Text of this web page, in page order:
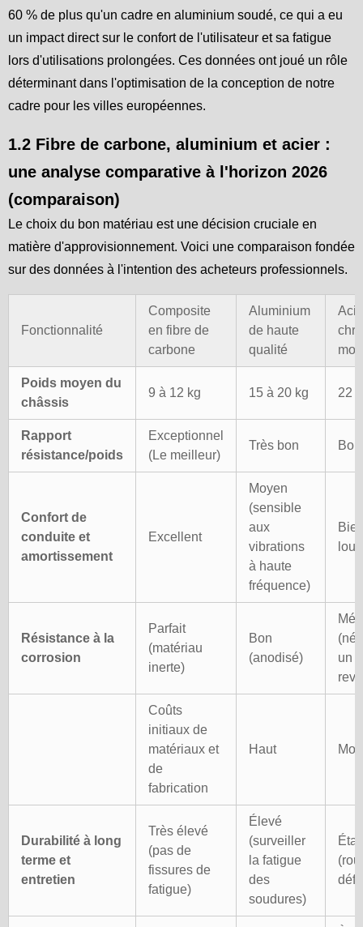
60 % de plus qu'un cadre en aluminium soudé, ce qui a eu
un impact direct sur le confort de l'utilisateur et sa fatigue
lors d'utilisations prolongées. Ces données ont joué un rôle
déterminant dans l'optimisation de la conception de notre
cadre pour les villes européennes.
1.2 Fibre de carbone, aluminium et acier :
une analyse comparative à l'horizon 2026
(comparaison)
Le choix du bon matériau est une décision cruciale en
matière d'approvisionnement. Voici une comparaison fondée
sur des données à l'intention des acheteurs professionnels.
Fonctionnalité
Composite
en fibre de
carbone
Aluminium
de haute
qualité
Poids moyen du
châssis
9 à 12 kg 15 à 20 kg 22
Rapport
résistance/poids
Exceptionnel
(Le meilleur)
Très bon Bon
Confort de
conduite et
amortissement
Excellent
Moyen
(sensible
aux
vibrations
à haute
fréquence)
Résistance à la
corrosion
Parfait
(matériau
inerte)
Bon
(anodisé)
un
Coûts
initiaux de
matériaux et
de
fabrication
Haut
Durabilité à long
terme et
entretien
Très élevé
(pas de
fissures de
fatigue)
Élevé
(surveiller
la fatigue
des
soudures)